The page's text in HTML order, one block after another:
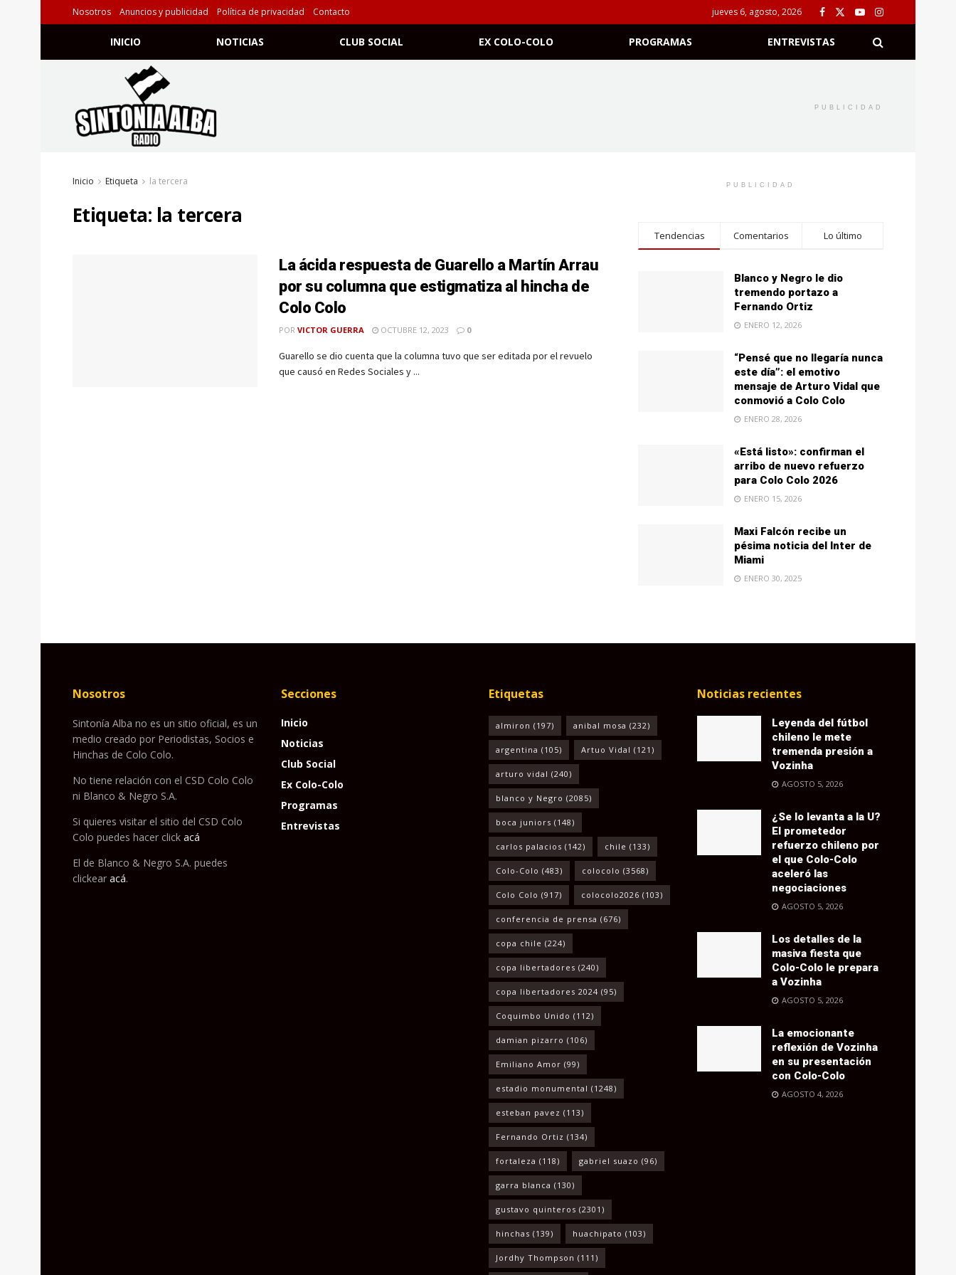
Nosotros Anuncios y publicidad Política de privacidad Contacto jueves 6, agosto, 2026
INICIO NOTICIAS CLUB SOCIAL EX COLO-COLO PROGRAMAS ENTREVISTAS
PUBLICIDAD
Inicio Etiqueta la tercera
Etiqueta: la tercera
La ácida respuesta de Guarello a Martín Arrau
por su columna que estigmatiza al hincha de
Colo Colo
POR VICTOR GUERRA OCTUBRE 12, 2023 0
Guarello se dio cuenta que la columna tuvo que ser editada por el revuelo
que causó en Redes Sociales y ...
PUBLICIDAD
Tendencias Comentarios Lo último
Blanco y Negro le dio
tremendo portazo a
Fernando Ortiz
ENERO 12, 2026
“Pensé que no llegaría nunca
este día”: el emotivo
mensaje de Arturo Vidal que
conmovió a Colo Colo
ENERO 28, 2026
«Está listo»: confirman el
arribo de nuevo refuerzo
para Colo Colo 2026
ENERO 15, 2026
Maxi Falcón recibe un
pésima noticia del Inter de
Miami
ENERO 30, 2025
Nosotros
Sintonía Alba no es un sitio oficial, es un
medio creado por Periodistas, Socios e
Hinchas de Colo Colo.
No tiene relación con el CSD Colo Colo
ni Blanco & Negro S.A.
Si quieres visitar el sitio del CSD Colo
Colo puedes hacer click acá
El de Blanco & Negro S.A. puedes
clickear acá.
Secciones
Inicio
Noticias
Club Social
Ex Colo-Colo
Programas
Entrevistas
Etiquetas
almiron (197) anibal mosa (232)
argentina (105) Artuo Vidal (121)
arturo vidal (240)
blanco y Negro (2085)
boca juniors (148)
carlos palacios (142) chile (133)
Colo-Colo (483) colocolo (3568)
Colo Colo (917) colocolo2026 (103)
conferencia de prensa (676)
copa chile (224)
copa libertadores (240)
copa libertadores 2024 (95)
Coquimbo Unido (112)
damian pizarro (106)
Emiliano Amor (99)
estadio monumental (1248)
esteban pavez (113)
Fernando Ortiz (134)
fortaleza (118) gabriel suazo (96)
garra blanca (130)
gustavo quinteros (2301)
hinchas (139) huachipato (103)
Jordhy Thompson (111)
Noticias recientes
Leyenda del fútbol
chileno le mete
tremenda presión a
Vozinha
AGOSTO 5, 2026
¿Se lo levanta a la U?
El prometedor
refuerzo chileno por
el que Colo-Colo
aceleró las
negociaciones
AGOSTO 5, 2026
Los detalles de la
masiva fiesta que
Colo-Colo le prepara
a Vozinha
AGOSTO 5, 2026
La emocionante
reflexión de Vozinha
en su presentación
con Colo-Colo
AGOSTO 4, 2026